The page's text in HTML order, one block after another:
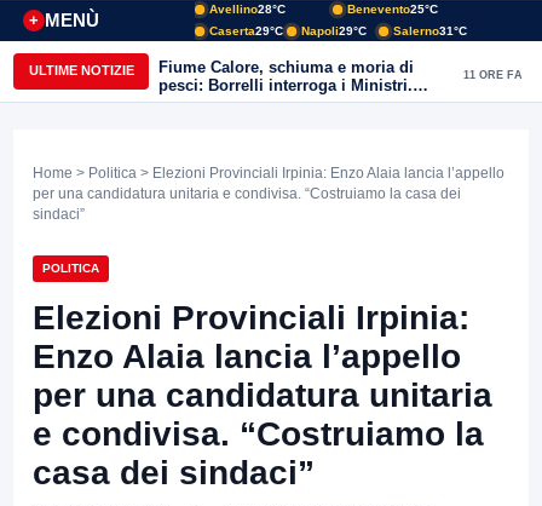
MENÙ
+
Avellino28°C Benevento25°C
Caserta29°C Napoli29°C Salerno31°C
ULTIME NOTIZIE
Fiume Calore, schiuma e moria di
pesci: Borrelli interroga i Ministri.
“Benevento paga l’assenza del
11 ORE FA
Home > Politica > Elezioni Provinciali Irpinia: Enzo Alaia lancia l’appello
per una candidatura unitaria e condivisa. “Costruiamo la casa dei
sindaci”
POLITICA
Elezioni Provinciali Irpinia:
Enzo Alaia lancia l’appello
per una candidatura unitaria
e condivisa. “Costruiamo la
casa dei sindaci”